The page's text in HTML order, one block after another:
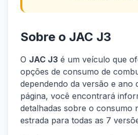
Sobre o JAC J3
O JAC J3 é um veículo que
opções de consumo de
dependendo da versão e ano
página, você encontrará
detalhadas sobre o consumo
estrada para todas as 7